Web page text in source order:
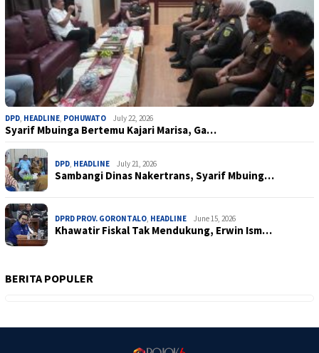
DPD HEADLINE POHUWATO July 22, 2026
Syarif Mbuinga Bertemu Kajari Marisa, Ga…
DPD HEADLINE July 21, 2026
Sambangi Dinas Nakertrans, Syarif Mbuing…
DPRD PROV. GORONTALO HEADLINE June 15, 2026
Khawatir Fiskal Tak Mendukung, Erwin Ism…
BERITA POPULER